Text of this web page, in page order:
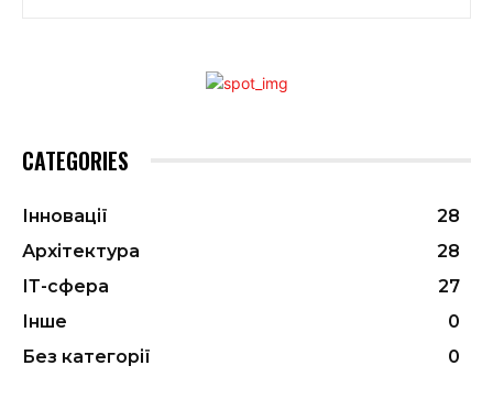
CATEGORIES
Інновації
28
Архітектура
28
ІТ-сфера
27
Інше
0
Без категорії
0